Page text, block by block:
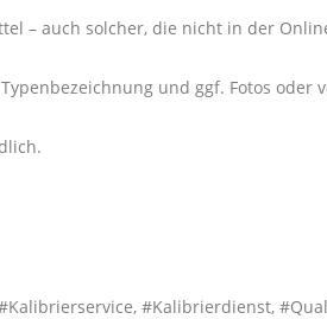
– auch solcher, die nicht in der
und ggf. Fotos oder
#Kalibrierdienst,